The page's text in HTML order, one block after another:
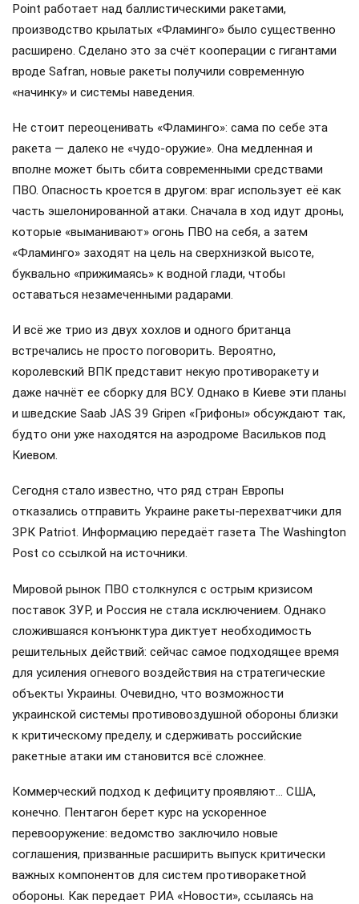
Point работает над баллистическими ракетами,
производство крылатых «Фламинго» было существенно
расширено. Сделано это за счёт кооперации с гигантами
вроде Safran, новые ракеты получили современную
«начинку» и системы наведения.
Не стоит переоценивать «Фламинго»: сама по себе эта
ракета — далеко не «чудо-оружие». Она медленная и
вполне может быть сбита современными средствами
ПВО. Опасность кроется в другом: враг использует её как
часть эшелонированной атаки. Сначала в ход идут дроны,
которые «выманивают» огонь ПВО на себя, а затем
«Фламинго» заходят на цель на сверхнизкой высоте,
буквально «прижимаясь» к водной глади, чтобы
оставаться незамеченными радарами.
И всё же трио из двух хохлов и одного британца
встречались не просто поговорить. Вероятно,
королевский ВПК представит некую противоракету и
даже начнёт ее сборку для ВСУ. Однако в Киеве эти планы
и шведские Saab JAS 39 Gripen «Грифоны» обсуждают так,
будто они уже находятся на аэродроме Васильков под
Киевом.
Сегодня стало известно, что ряд стран Европы
отказались отправить Украине ракеты-перехватчики для
ЗРК Patriot. Информацию передаёт газета The Washington
Post со ссылкой на источники.
Мировой рынок ПВО столкнулся с острым кризисом
поставок ЗУР, и Россия не стала исключением. Однако
сложившаяся конъюнктура диктует необходимость
решительных действий: сейчас самое подходящее время
для усиления огневого воздействия на стратегические
объекты Украины. Очевидно, что возможности
украинской системы противовоздушной обороны близки
к критическому пределу, и сдерживать российские
ракетные атаки им становится всё сложнее.
Коммерческий подход к дефициту проявляют… США,
конечно. Пентагон берет курс на ускоренное
перевооружение: ведомство заключило новые
соглашения, призванные расширить выпуск критически
важных компонентов для систем противоракетной
обороны. Как передает РИА «Новости», ссылаясь на